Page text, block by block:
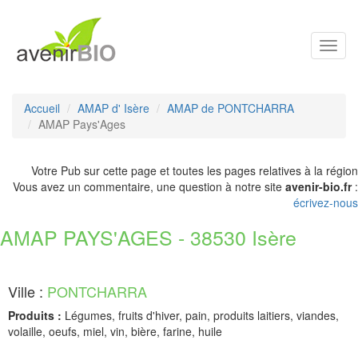
Accueil AMAP d' Isère
AMAP de PONTCHARRA
AMAP Pays'Ages
Votre Pub sur cette page et toutes les pages relatives à la région
Vous avez un commentaire, une question à notre site avenir-bio.fr:
écrivez-nous
AMAP PAYS'AGES - 38530 Isère
Ville : PONTCHARRA
Produits : Légumes, fruits d'hiver, pain, produits laitiers, viandes,
volaille, oeufs, miel, vin, bière, farine, huile